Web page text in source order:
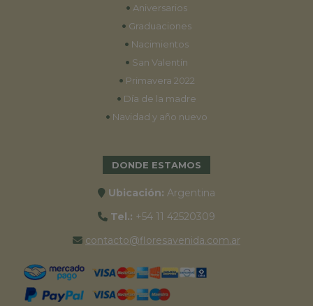
• Aniversarios
• Graduaciones
• Nacimientos
• San Valentín
• Primavera 2022
• Día de la madre
• Navidad y año nuevo
DONDE ESTAMOS
Ubicación: Argentina
Tel.: +54 11 42520309
contacto@floresavenida.com.ar